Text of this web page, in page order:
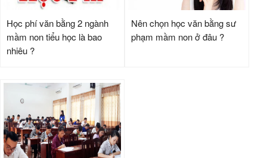
Học phí văn bằng 2 ngành
mầm non tiểu học là bao
nhiêu ?
Nên chọn học văn bằng sư
phạm mầm non ở đâu ?